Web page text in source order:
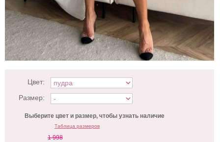
Цвет:
Размер:
Выберите цвет и размер, чтобы узнать наличие
Таблица размеров
1 998